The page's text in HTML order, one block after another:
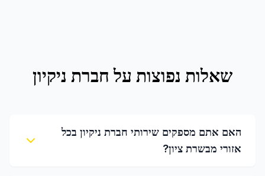
שאלות נפוצות על חברת ניקיון
האם אתם מספקים שירותי חברת ניקיון בכל
אזורי מבשרת ציון?